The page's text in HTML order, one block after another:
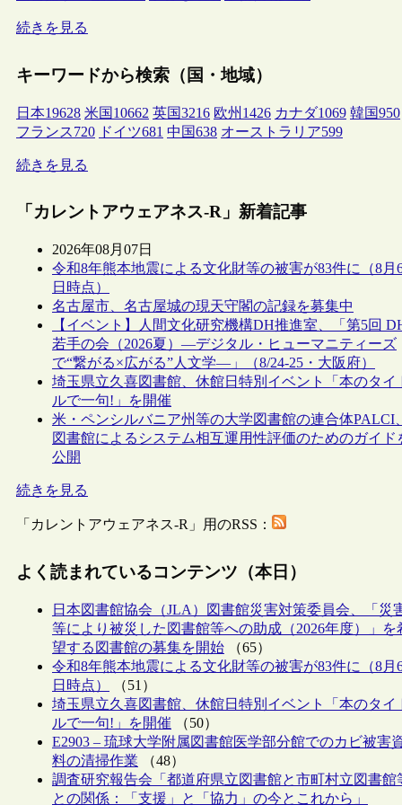
続きを見る
キーワードから検索（国・地域）
日本19628 米国 10662 英国3216 欧州 1426 カナダ1069 韓国950
フランス720 ドイツ681 中国638 オーストラリア599
続きを見る
「カレントアウェアネス-R」新着記事
2026年08月07日
令和8年熊本地震による文化財等の被害が83件に（8月
日時点）
名古屋市、名古屋城の現天守閣の記録を募集中
【イベント】人間文化研究機構DH推進室、「第5回
若手の会（2026夏）―デジタル・ヒューマニティーズ
で“繋がる×広がる”人文学―」（8/24-25・大阪府）
埼玉県立久喜図書館、休館日特別イベント「本のタイ
ルで一句!」を開催
米・ペンシルバニア州等の大学図書館の連合体PALCI、
図書館によるシステム相互運用性評価のためのガイド
公開
続きを見る
「カレントアウェアネス-R」用のRSS：
よく読まれているコンテンツ（本日）
日本図書館協会（JLA）図書館災害対策委員会、「災
等により被災した図書館等への助成（2026年度）」を
望する図書館の募集を開始 （65）
令和8年熊本地震による文化財等の被害が83件に（8月
日時点）
（51）
埼玉県立久喜図書館、休館日特別イベント「本のタイ
ルで一句!」を開催 （50）
E2903 – 琉球大学附属図書館医学部分館でのカビ被害
料の清掃作業 （48）
調査研究報告会「都道府県立図書館と市町村立図書館
との関係：「支援」と「協力」の今とこれから」